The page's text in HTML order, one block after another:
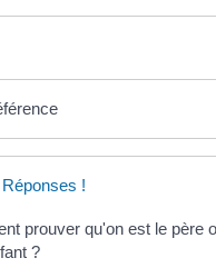
!
prouver qu'on est le père
?